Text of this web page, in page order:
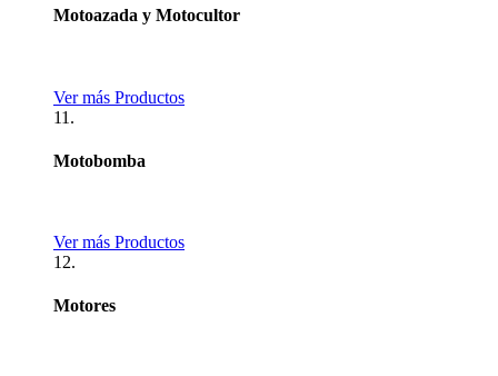
Motoazada y Motocultor
Ver más Productos
11.
Motobomba
Ver más Productos
12.
Motores